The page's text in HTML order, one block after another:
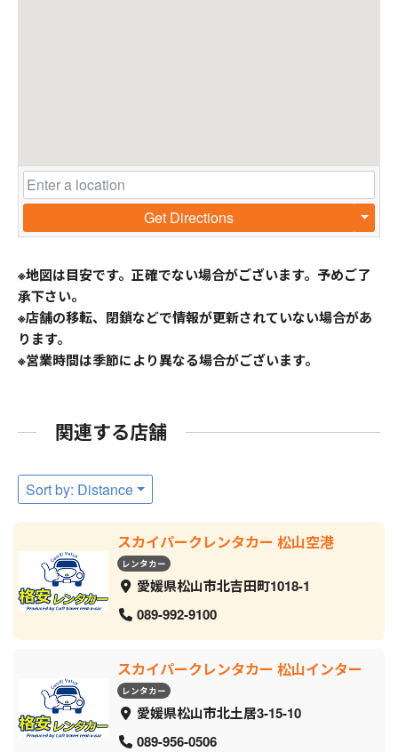
Get Directions
※地図は目安です。正確でない場合がございます。予めご了
承下さい。
※店舗の移転、閉鎖などで情報が更新されていない場合があ
ります。
※営業時間は季節により異なる場合がございます。
関連する店舗
Sort by: Distance
スカイパークレンタカー 松山空港
レンタカー
愛媛県松山市北吉田町1018-1
089-992-9100
スカイパークレンタカー 松山インター
レンタカー
愛媛県松山市北土居3-15-10
089-956-0506